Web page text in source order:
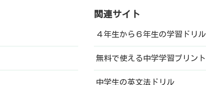
関連サイト
４年生から６年生の学習ドリル
無料で使える中学学習プリント
中学生の英文法ドリル